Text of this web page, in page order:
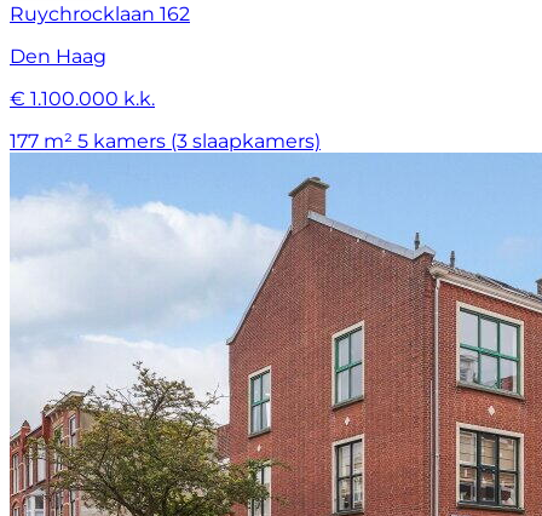
Ruychrocklaan 162
Den Haag
€ 1.100.000 k.k.
177 m² 5 kamers (3 slaapkamers)